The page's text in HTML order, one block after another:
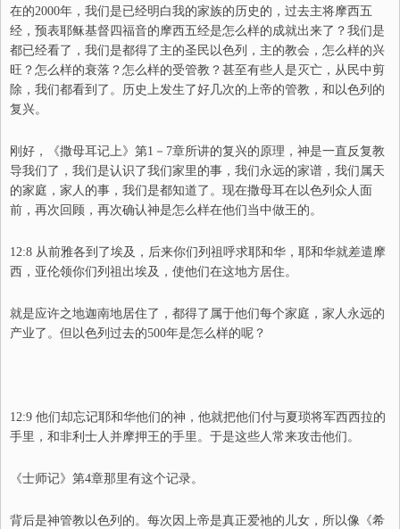
在的2000年，我们是已经明白我的家族的历史的，过去主将摩西五
经，预表耶稣基督四福音的摩西五经是怎么样的成就出来了？我们是
都已经看了，我们是都得了主的圣民以色列，主的教会，怎么样的兴
旺？怎么样的衰落？怎么样的受管教？甚至有些人是灭亡，从民中剪
除，我们都看到了。历史上发生了好几次的上帝的管教，和以色列的
复兴。
刚好，《撒母耳记上》第1－7章所讲的复兴的原理，神是一直反复教
导我们了，我们是认识了我们家里的事，我们永远的家谱，我们属天
的家庭，家人的事，我们是都知道了。现在撒母耳在以色列众人面
前，再次回顾，再次确认神是怎么样在他们当中做王的。
12:8 从前雅各到了埃及，后来你们列祖呼求耶和华，耶和华就差遣摩
西，亚伦领你们列祖出埃及，使他们在这地方居住。
就是应许之地迦南地居住了，都得了属于他们每个家庭，家人永远的
产业了。但以色列过去的500年是怎么样的呢？
12:9 他们却忘记耶和华他们的神，他就把他们付与夏琐将军西西拉的
手里，和非利士人并摩押王的手里。于是这些人常来攻击他们。
《士师记》第4章那里有这个记录。
背后是神管教以色列的。每次因上帝是真正爱祂的儿女，所以像《希